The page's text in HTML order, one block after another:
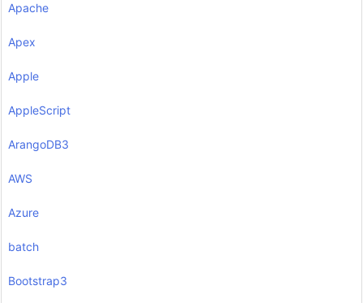
Apache
Apex
Apple
AppleScript
ArangoDB3
AWS
Azure
batch
Bootstrap3